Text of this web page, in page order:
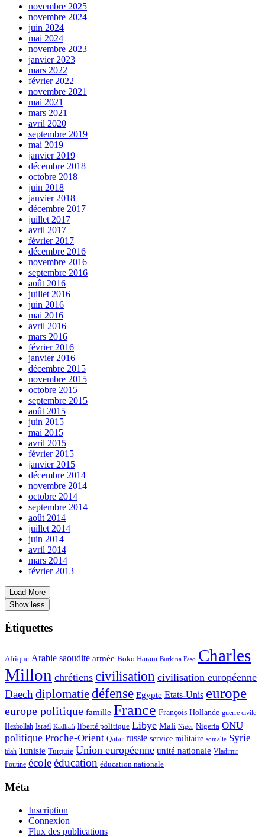
novembre 2025
novembre 2024
juin 2024
mai 2024
novembre 2023
janvier 2023
mars 2022
février 2022
novembre 2021
mai 2021
mars 2021
avril 2020
septembre 2019
mai 2019
janvier 2019
décembre 2018
octobre 2018
juin 2018
janvier 2018
décembre 2017
juillet 2017
avril 2017
février 2017
décembre 2016
novembre 2016
septembre 2016
août 2016
juillet 2016
juin 2016
mai 2016
avril 2016
mars 2016
février 2016
janvier 2016
décembre 2015
novembre 2015
octobre 2015
septembre 2015
août 2015
juin 2015
mai 2015
avril 2015
février 2015
janvier 2015
décembre 2014
novembre 2014
octobre 2014
septembre 2014
août 2014
juillet 2014
juin 2014
avril 2014
mars 2014
février 2013
Load More
Show less
Étiquettes
Afrique Arabie saoudite armée Boko Haram Burkina Faso Charles
Millon chrétiens civilisation civilisation européenne
Daech diplomatiedéfense Egypte Etats‐Unis europe
europe politique famille France François Hollande guerre civile
Hezbollah Israël Kadhafi liberté politique Libye Mali Niger Nigeria ONU
politique Proche-Orient Qatar russie service militaire somalie Syrie
tdah Tunisie Turquie Union européenne unité nationale Vladimir
Poutine écoleéducation éducation nationale
Méta
Inscription
Connexion
Flux des publications